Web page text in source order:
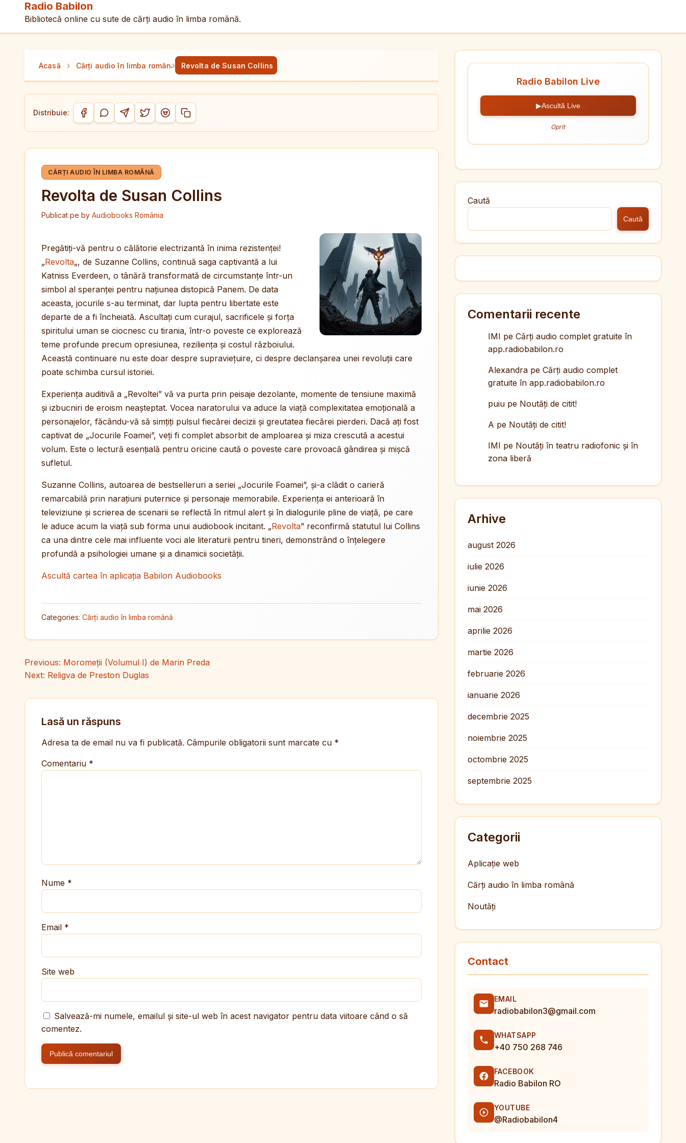
Radio Babilon
Bibliotecă online cu sute de cărți audio în limba română.
Acasă › Cărți audio în limba română
› Revolta de Susan Collins
Distribuie:
Distribuie pe Facebook
Distribuie pe WhatsApp
Distribuie pe Telegram
Distribuie pe Twitter/X
Distribuie pe Reddit
Copiază link-ul
CĂRȚI AUDIO ÎN LIMBA ROMÂNĂ
Revolta de Susan Collins
Publicat pe by Audiobooks România
Pregătiți-vă pentru o călătorie electrizantă în inima rezistenței!
„Revolta„, de Suzanne Collins, continuă saga captivantă a lui
Katniss Everdeen, o tânără transformată de circumstanțe într-un
simbol al speranței pentru națiunea distopică Panem. De data
aceasta, jocurile s-au terminat, dar lupta pentru libertate este
departe de a fi încheiată. Ascultați cum curajul, sacrificele și forța
spiritului uman se ciocnesc cu tirania, într-o poveste ce explorează
teme profunde precum opresiunea, reziliența și costul războiului.
Această continuare nu este doar despre supraviețuire, ci despre declanșarea unei revoluții care
poate schimba cursul istoriei.
Experiența auditivă a „Revoltei” vă va purta prin peisaje dezolante, momente de tensiune maximă
și izbucniri de eroism neașteptat. Vocea naratorului va aduce la viață complexitatea emoțională a
personajelor, făcându-vă să simțiți pulsul fiecărei decizii și greutatea fiecărei pierderi. Dacă ați fost
captivat de „Jocurile Foamei”, veți fi complet absorbit de amploarea și miza crescută a acestui
volum. Este o lectură esențială pentru oricine caută o poveste care provoacă gândirea și mișcă
sufletul.
Suzanne Collins, autoarea de bestselleruri a seriei „Jocurile Foamei”, și-a clădit o carieră
remarcabilă prin narațiuni puternice și personaje memorabile. Experiența ei anterioară în
televiziune și scrierea de scenarii se reflectă în ritmul alert și în dialogurile pline de viață, pe care
le aduce acum la viață sub forma unui audiobook incitant. „Revolta” reconfirmă statutul lui Collins
ca una dintre cele mai influente voci ale literaturii pentru tineri, demonstrând o înțelegere
profundă a psihologiei umane și a dinamicii societății.
Ascultă cartea în aplicația Babilon Audiobooks
Categories: Cărți audio în limba română
Navigare în articole
Previous: Moromeții (Volumul I) de Marin Preda
Next: Religva de Preston Duglas
Lasă un răspuns
Adresa ta de email nu va fi publicată. Câmpurile obligatorii sunt marcate cu *
Comentariu *
Nume *
Email *
Site web
Salvează-mi numele, emailul și site-ul web în acest navigator pentru data viitoare când o să
comentez.
Radio Babilon Live
▶Ascultă Live
Oprit
Caută
Caută
Comentarii recente
IMI pe Cărți audio complet gratuite în
app.radiobabilon.ro
Alexandrape Cărți audio complet
gratuite în app.radiobabilon.ro
puiupe Noutăți de citit!
A pe Noutăți de citit!
IMI pe Noutăți în teatru radiofonic și în
zona liberă
Arhive
august 2026
iulie 2026
iunie 2026
mai 2026
aprilie 2026
martie 2026
februarie 2026
ianuarie 2026
decembrie 2025
noiembrie 2025
octombrie 2025
septembrie 2025
Categorii
Aplicație web
Cărți audio în limba română
Noutăți
Contact
EMAIL
radiobabilon3@gmail.com
WHATSAPP
+40 750 268 746
FACEBOOK
Radio Babilon RO
YOUTUBE
@Radiobabilon4